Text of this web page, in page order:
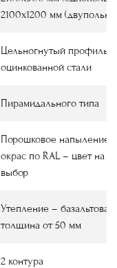
2100х1200 мм
Цельногнутый профиль
оцинкованной стали
Пирамидального типа
Порошковое напыление
окрас по RAL – цвет на
выбор
Утепление – базальтовая
толщина от 50 мм
2 контура